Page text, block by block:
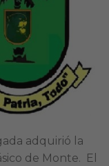
adquirió la
de Monte. El